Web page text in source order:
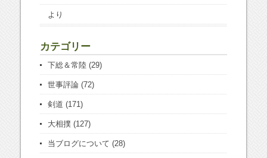
より
カテゴリー
下総＆常陸 (29)
世事評論 (72)
剣道 (171)
大相撲 (127)
当ブログについて (28)